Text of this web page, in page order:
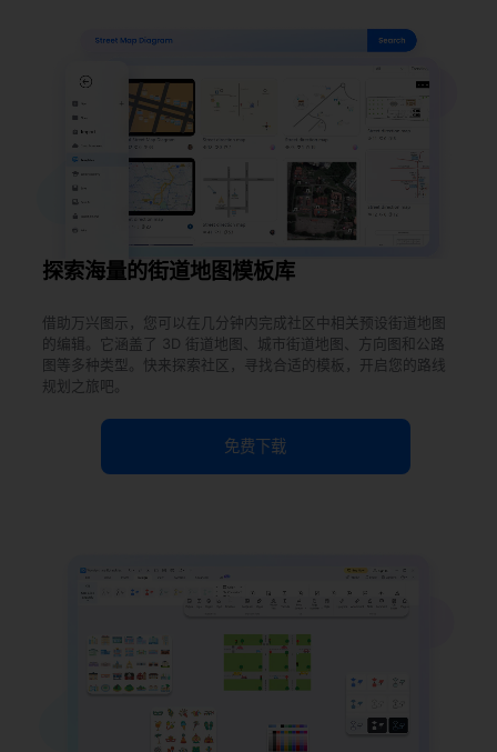
使用此模板
探索海量的街道地图模板库
借助万兴图示，您可以在几分钟内完成社区中相关预设街道地图
的编辑。它涵盖了 3D 街道地图、城市街道地图、方向图和公路
图等多种类型。快来探索社区，寻找合适的模板，开启您的路线
规划之旅吧。
免费下载